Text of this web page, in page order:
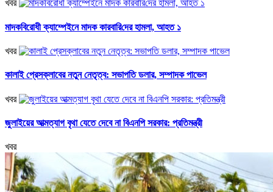
খবর
মাদকবিরোধী ক্যাম্পেইনে মাদক কারবা‌রি‌দের হামলা, আহত ১
খবর
কালাই প্রেসক্লাবের নতুন নেতৃত্ব: সভাপতি ডলার, সম্পাদক পাভেল
খবর
জুলাইয়ের আত্মত্যাগ বৃথা যেতে দেবে না বিএনপি সরকার: প্রতিমন্ত্রী
খবর